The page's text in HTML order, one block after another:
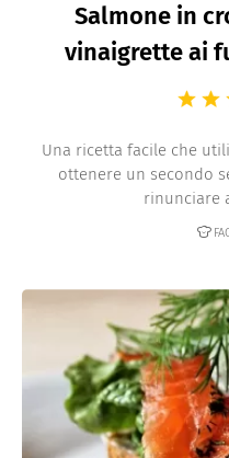
Salmone in
vinaigrette ai
Una ricetta facile che
ottenere un secondo
rinunciare